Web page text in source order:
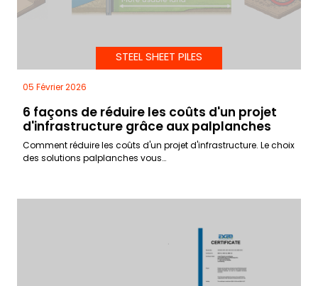
STEEL SHEET PILES
05 Février 2026
6 façons de réduire les coûts d'un projet
d'infrastructure grâce aux palplanches
Comment réduire les coûts d'un projet d'infrastructure. Le choix
des solutions palplanches vous…